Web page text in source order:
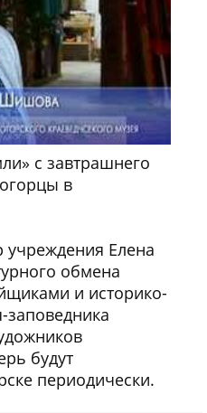
с завтрашнего
в
учреждения Елена
обмена
и историко-
заповедника
будут
периодически.